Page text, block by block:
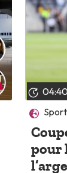
04:40
Sport
pour